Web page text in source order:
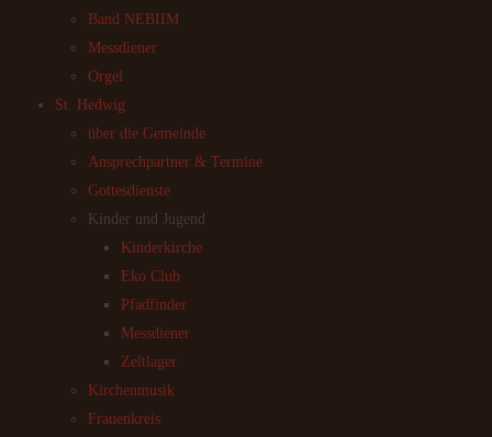
Band NEBIIM
Messdiener
Orgel
St. Hedwig
über die Gemeinde
Ansprechpartner & Termine
Gottesdienste
Kinder und Jugend
Kinderkirche
Eko Club
Pfadfinder
Messdiener
Zeltlager
Kirchenmusik
Frauenkreis